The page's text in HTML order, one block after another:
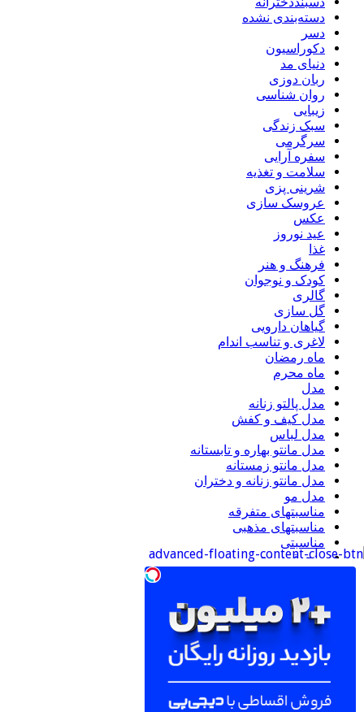
دسته‌بندی نشده
دسر
دکوراسیون
دنیای مد
ربان دوزی
روان شناسی
زیبایی
سبک زندگی
سرگرمی
سفره آرایی
سلامت و تغذیه
شرینی پزی
عروسک سازی
عکس
عید نوروز
غذا
فرهنگ و هنر
کودک و نوجوان
گالری
گل سازی
گیاهان دارویی
لاغری و تناسب اندام
ماه رمضان
ماه محرم
مدل
مدل پالتو زنانه
مدل کیف و کفش
مدل لباس
مدل مانتو بهاره و تابستانه
مدل مانتو زمستانه
مدل مانتو زنانه و دختران
مدل مو
مناسبتهای متفرقه
مناسبتهای مذهبی
مناسبتی
منجوق دوزی
اطلاعات
ورود
خوراک ورودی‌ها
خوراک دیدگاه‌ها
وردپرس